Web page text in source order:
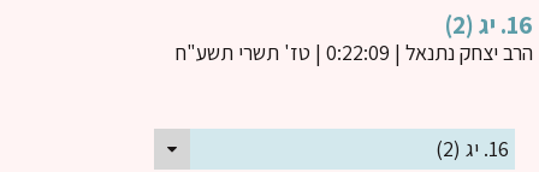
(2)
יצחק נתנאל| 0:22:09 | טז' תשרי תשע"ח
16. יג (2)